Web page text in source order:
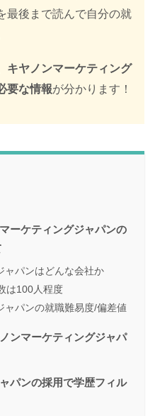
最後まで読んで自分の就
キヤノンマーケティング
要な情報が分かります！
ーケティングジャパンの
ャパンはどんな会社か
は100人程度
ャパンの就職難易度/偏差値
ンマーケティングジャパ
パンの採用で学歴フィル